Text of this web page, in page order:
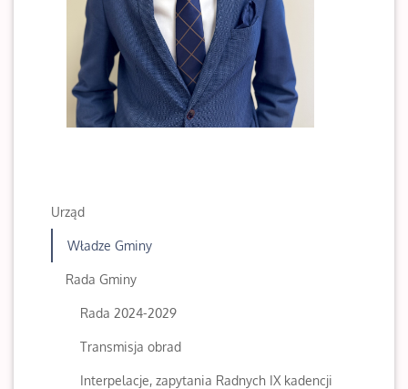
Urząd
Władze Gminy
Rada Gminy
Rada 2024-2029
Transmisja obrad
Interpelacje, zapytania Radnych IX kadencji